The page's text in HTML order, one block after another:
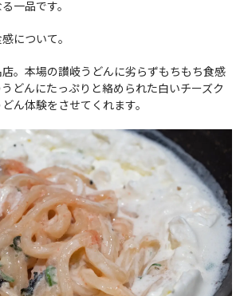
一品です。
について。
。本場の讃岐うどんに劣らずもちもち食感
どんにたっぷりと絡められた白いチーズク
ん体験をさせてくれます。